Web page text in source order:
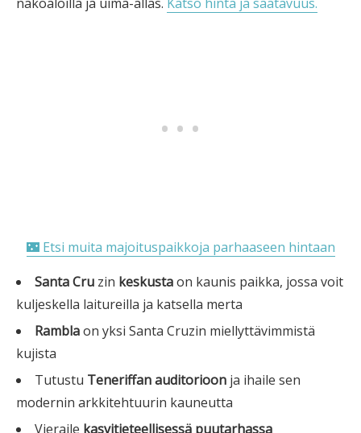
🌃 Etsi muita majoituspaikkoja parhaaseen hintaan
Santa Cru zin keskustaon kaunis paikka, jossa voit
kuljeskella laitureilla ja katsella merta
Ramblaon yksi Santa Cruzin miellyttävimmistä
kujista
Tutustu Teneriffan auditorioon ja ihaile sen
modernin arkkitehtuurin kauneutta
Vieraile kasvitieteellisessä puutarhassa